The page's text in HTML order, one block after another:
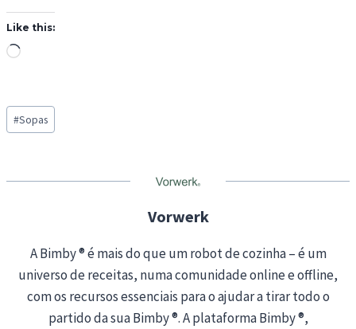
Like this:
L
d
i
g
Post
Tags:
#Sopas
Vorwerk
A Bimby ® é mais do que um robot de cozinha – é um
universo de receitas, numa comunidade online e offline,
com os recursos essenciais para o ajudar a tirar todo o
partido da sua Bimby ®. A plataforma Bimby ®,